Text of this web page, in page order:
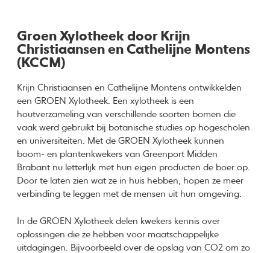
Groen Xylotheek door Krijn
Christiaansen en Cathelijne Montens
(KCCM)
Krijn Christiaansen en Cathelijne Montens ontwikkelden
een GROEN Xylotheek. Een xylotheek is een
houtverzameling van verschillende soorten bomen die
vaak werd gebruikt bij botanische studies op hogescholen
en universiteiten. Met de GROEN Xylotheek kunnen
boom- en plantenkwekers van Greenport Midden
Brabant nu letterlijk met hun eigen producten de boer op.
Door te laten zien wat ze in huis hebben, hopen ze meer
verbinding te leggen met de mensen uit hun omgeving.
In de GROEN Xylotheek delen kwekers kennis over
oplossingen die ze hebben voor maatschappelijke
uitdagingen. Bijvoorbeeld over de opslag van CO2 om zo